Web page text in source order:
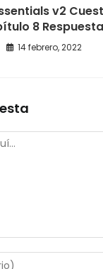
v2
8
14 febrero, 2022